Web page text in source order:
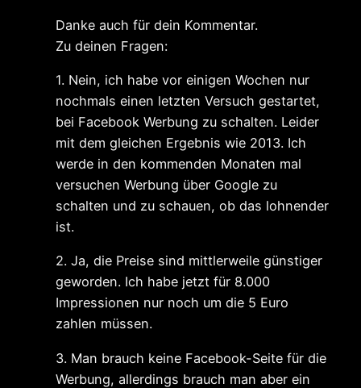
Danke auch für dein Kommentar.
Zu deinen Fragen:
1. Nein, ich habe vor einigen Wochen nur
nochmals einen letzten Versuch gestartet,
bei Facebook Werbung zu schalten. Leider
mit dem gleichen Ergebnis wie 2013. Ich
werde in den kommenden Monaten mal
versuchen Werbung über Google zu
schalten und zu schauen, ob das lohnender
ist.
2. Ja, die Preise sind mittlerweile günstiger
geworden. Ich habe jetzt für 8.000
Impressionen nur noch um die 5 Euro
zahlen müssen.
3. Man brauch keine Facebook-Seite für die
Werbung, allerdings brauch man aber ein